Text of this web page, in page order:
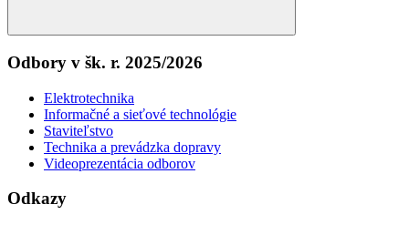
Search
Odbory v šk. r. 2025/2026
Elektrotechnika
Informačné a sieťové technológie
Staviteľstvo
Technika a prevádzka dopravy
Videoprezentácia odborov
Odkazy